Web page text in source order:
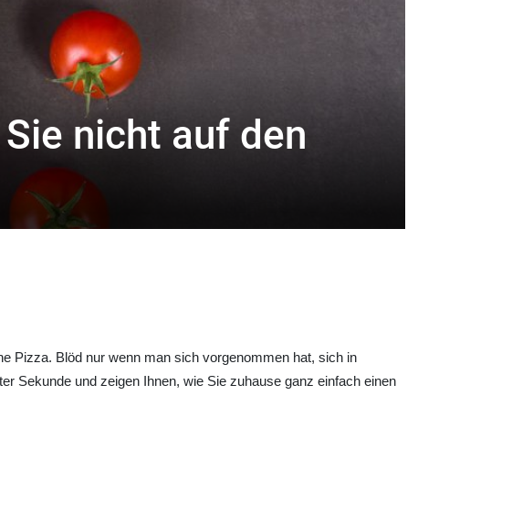
nicht auf den
Pizza. Blöd nur wenn man sich vorgenommen hat, sich in
Sekunde und zeigen Ihnen, wie Sie zuhause ganz einfach einen